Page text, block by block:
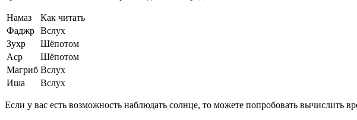
Намаз
Как читать
Фаджр Вслух
Зухр
Шёпотом
Аср
Шёпотом
Магриб Вслух
Иша
Вслух
Если у вас есть возможность наблюдать солнце, то можете попробовать вычислить